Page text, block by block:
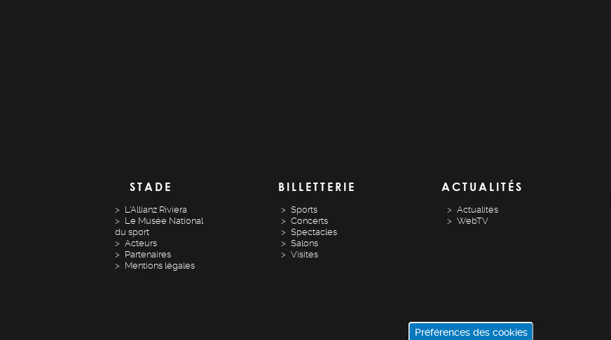
Préférences des cookies
STADE
L'Allianz Riviera
Le Musée National
du sport
Acteurs
Partenaires
Mentions légales
BILLETTERIE
Sports
Concerts
Spectacles
Salons
Visites
ACTUALITÉS
Actualités
WebTV